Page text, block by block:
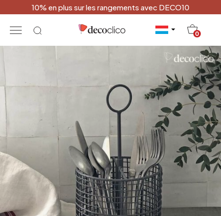
10% en plus sur les rangements avec DECO10
0